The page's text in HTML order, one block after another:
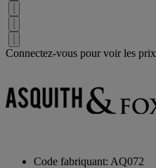
Connectez-vous pour voir les prix
Code fabriquant: AQ072